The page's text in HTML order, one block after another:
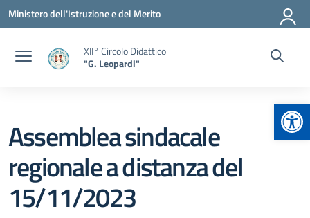
Vai ai contenuti
Vai al menu di navigazione
Vai al footer
Ministero dell'Istruzione e del Merito
XII° Circolo Didattico
"G. Leopardi"
Assemblea sindacale
regionale a distanza del
15/11/2023